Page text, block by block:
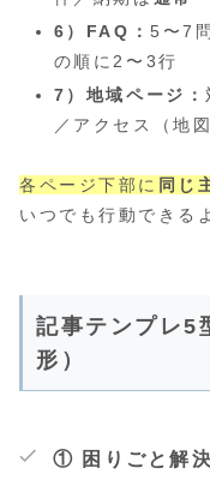
6）FAQ：5〜7
の順に2〜3行
7）地域ページ：
／アクセス（地
各ページ下部に 同じ
いつでも行動できる
記事テンプレ5
形）
① 困りごと解決